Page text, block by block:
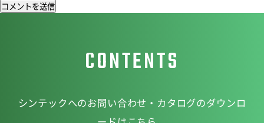
シンテック公式Instagram
シンテック公式Youtubeチャンネル
CONTENTS
シンテックへのお問い合わせ・カタログのダウンロ